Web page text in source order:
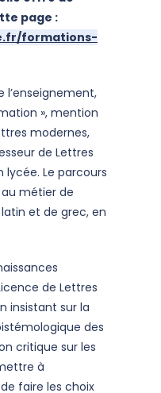
page :
formations-
l’enseignement,
», mention
modernes,
de Lettres
Le parcours
métier de
et de grec, en
de Lettres
insistant sur la
des
critique sur les
à
faire les choix